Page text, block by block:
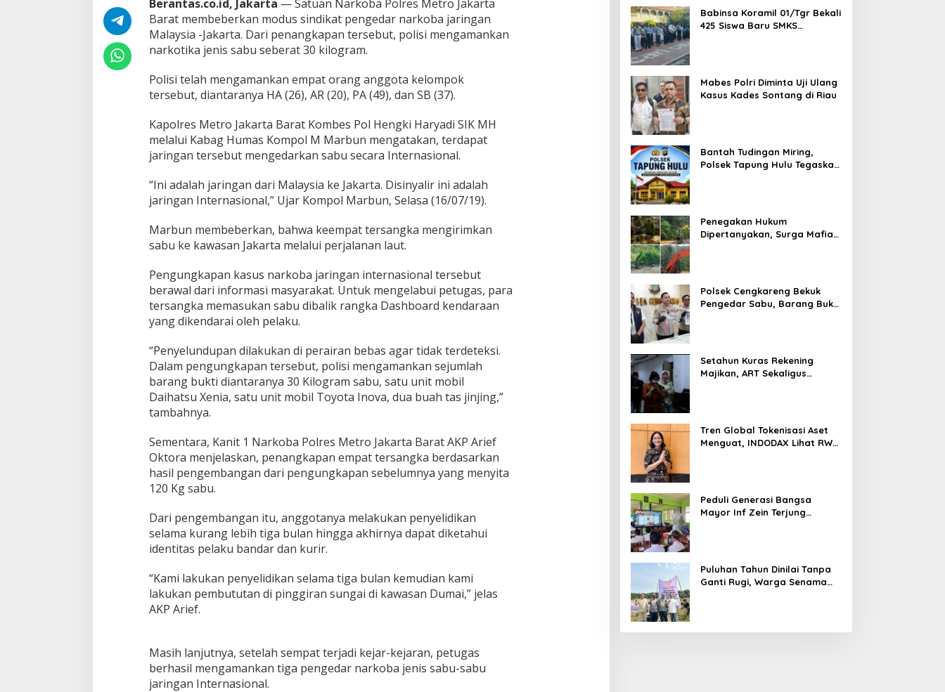
g
e
r
a
o
b
a
J
r
n
a
n
n
t
e
r
n
s
i
o
n
a
l
Berantas.co.id, Jakarta — Satuan Narkoba Polres Metro Jakarta
Barat membeberkan modus sindikat pengedar narkoba jaringan
Malaysia -Jakarta. Dari penangkapan tersebut, polisi mengamankan
narkotika jenis sabu seberat 30 kilogram.
Polisi telah mengamankan empat orang anggota kelompok
tersebut, diantaranya HA (26), AR (20), PA (49), dan SB (37).
Kapolres Metro Jakarta Barat Kombes Pol Hengki Haryadi SIK MH
melalui Kabag Humas Kompol M Marbun mengatakan, terdapat
jaringan tersebut mengedarkan sabu secara Internasional.
“Ini adalah jaringan dari Malaysia ke Jakarta. Disinyalir ini adalah
jaringan Internasional,” Ujar Kompol Marbun, Selasa (16/07/19).
Marbun membeberkan, bahwa keempat tersangka mengirimkan
sabu ke kawasan Jakarta melalui perjalanan laut.
Pengungkapan kasus narkoba jaringan internasional tersebut
berawal dari informasi masyarakat. Untuk mengelabui petugas, para
tersangka memasukan sabu dibalik rangka Dashboard kendaraan
yang dikendarai oleh pelaku.
“Penyelundupan dilakukan di perairan bebas agar tidak terdeteksi.
Dalam pengungkapan tersebut, polisi mengamankan sejumlah
barang bukti diantaranya 30 Kilogram sabu, satu unit mobil
Daihatsu Xenia, satu unit mobil Toyota Inova, dua buah tas jinjing,”
tambahnya.
Sementara, Kanit 1 Narkoba Polres Metro Jakarta Barat AKP Arief
Oktora menjelaskan, penangkapan empat tersangka berdasarkan
hasil pengembangan dari pengungkapan sebelumnya yang menyita
120 Kg sabu.
Dari pengembangan itu, anggotanya melakukan penyelidikan
selama kurang lebih tiga bulan hingga akhirnya dapat diketahui
identitas pelaku bandar dan kurir.
“Kami lakukan penyelidikan selama tiga bulan kemudian kami
lakukan pembututan di pinggiran sungai di kawasan Dumai,” jelas
AKP Arief.
Masih lanjutnya, setelah sempat terjadi kejar-kejaran, petugas
berhasil mengamankan tiga pengedar narkoba jenis sabu-sabu
jaringan Internasional.
Babinsa Koramil 01/Tgr Bekali
425 Siswa Baru SMKS
Mabes Polri Diminta Uji Ulang
Kasus Kades Sontang di Riau
Bantah Tudingan Miring,
Polsek Tapung Hulu Tegaskan
Penegakan Hukum
Dipertanyakan, Surga Mafia
Rusak
Polsek Cengkareng Bekuk
Pengedar Sabu, Barang Bukti
Setahun Kuras Rekening
Majikan, ART Sekaligus
Tren Global Tokenisasi Aset
Menguat, INDODAX Lihat RWA
Peduli Generasi Bangsa
Mayor Inf Zein Terjung
Sekolah
Puluhan Tahun Dinilai Tanpa
Ganti Rugi, Warga Senama